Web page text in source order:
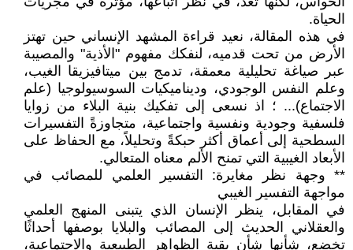
الحياة.
في هذه المقالة، نعيد قراءة المشهد الإنساني حين تهتز
الأرض من تحت قدميه، لنفكك مفهوم "الأذية" والمصيبة
عبر صياغة تحليلية معمقة، تدمج بين ميتافيزيقا الغيب،
وعلم النفس الوجودي، وديناميكيات السوسيولوجيا (علم
الاجتماع)... ؛ اذ نسعى إلى تفكيك بنية البلاء من زوايا
فلسفية وجودية ونفسية واجتماعية، متجاوزةً التفسيرات
السطحية إلى أعماق أكثر حبكةً وتحليلاً، مع الحفاظ على
الأبعاد الغيبية التي تمنح الألم معناه المتعالي.
** وجهة نظر مغايرة: التفسير العلمي للمصائب في
مواجهة التفسير الغيبي
في المقابل، ينظر الإنسان الذي يتبنى المنهج العلمي
والعقلاني الحديث إلى المصائب والبلايا بوصفها أحداثًا
تخضع، شأنها شأن بقية الظواهر الطبيعية والاجتماعية،